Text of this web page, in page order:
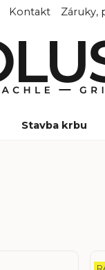
Kontakt Záruky,
Stavba krbu